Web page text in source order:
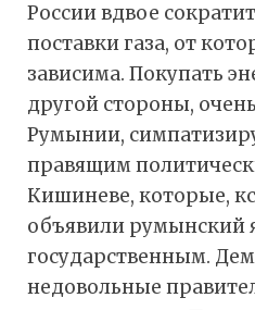
России вдвое
поставки газа, от
зависима. Покупать
другой стороны,
Румынии,
правящим
Кишиневе, которые,
объявили румынский
государственным.
недовольные